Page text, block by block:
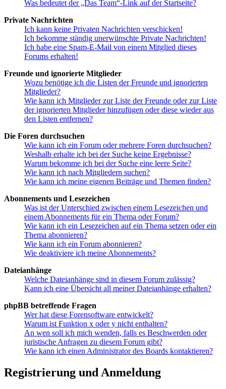
Was bedeutet der „Das Team“-Link auf der Startseite?
Private Nachrichten
Ich kann keine Privaten Nachrichten verschicken!
Ich bekomme ständig unerwünschte Private Nachrichten!
Ich habe eine Spam-E-Mail von einem Mitglied dieses
Forums erhalten!
Freunde und ignorierte Mitglieder
Wozu benötige ich die Listen der Freunde und ignorierten
Mitglieder?
Wie kann ich Mitglieder zur Liste der Freunde oder zur Liste
der ignorierten Mitglieder hinzufügen oder diese wieder aus
den Listen entfernen?
Die Foren durchsuchen
Wie kann ich ein Forum oder mehrere Foren durchsuchen?
Weshalb erhalte ich bei der Suche keine Ergebnisse?
Warum bekomme ich bei der Suche eine leere Seite?
Wie kann ich nach Mitgliedern suchen?
Wie kann ich meine eigenen Beiträge und Themen finden?
Abonnements und Lesezeichen
Was ist der Unterschied zwischen einem Lesezeichen und
einem Abonnements für ein Thema oder Forum?
Wie kann ich ein Lesezeichen auf ein Thema setzen oder ein
Thema abonnieren?
Wie kann ich ein Forum abonnieren?
Wie deaktiviere ich meine Abonnements?
Dateianhänge
Welche Dateianhänge sind in diesem Forum zulässig?
Kann ich eine Übersicht all meiner Dateianhänge erhalten?
phpBB betreffende Fragen
Wer hat diese Forensoftware entwickelt?
Warum ist Funktion x oder y nicht enthalten?
An wen soll ich mich wenden, falls es Beschwerden oder
juristische Anfragen zu diesem Forum gibt?
Wie kann ich einen Administrator des Boards kontaktieren?
Registrierung und Anmeldung